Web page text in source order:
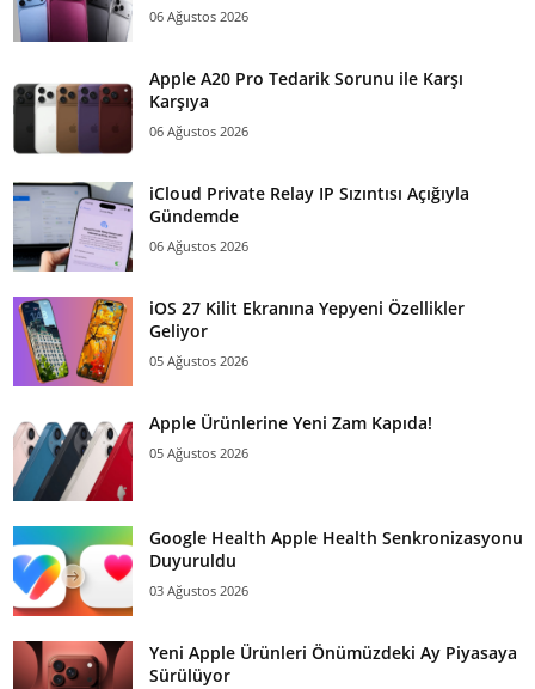
06 Ağustos 2026
Apple A20 Pro Tedarik Sorunu ile Karşı
Karşıya
06 Ağustos 2026
iCloud Private Relay IP Sızıntısı Açığıyla
Gündemde
06 Ağustos 2026
iOS 27 Kilit Ekranına Yepyeni Özellikler
Geliyor
05 Ağustos 2026
Apple Ürünlerine Yeni Zam Kapıda!
05 Ağustos 2026
Google Health Apple Health Senkronizasyonu
Duyuruldu
03 Ağustos 2026
Yeni Apple Ürünleri Önümüzdeki Ay Piyasaya
Sürülüyor